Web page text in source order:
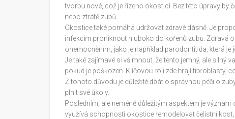
tvorbu nové, což je řízeno okosticí. Bez této úpravy by
nebo ztrátě zubů.
Okostice také pomáhá udržovat zdravé dásně. Je
infekcím proniknout hluboko do kořenů zubu. Zdravá
onemocněním, jako je například parodontitida, která je
Je také zajímavé si všimnout, že tento jemný, ale silný
pokud je poškozen. Klíčovou roli zde hrají fibroblasty,
Z tohoto důvodu je důležité dbát o správnou péči o
plnit své úkoly.
Posledním, ale neméně důležitým aspektem je
využívá schopnosti okostice remodelovat čelistní